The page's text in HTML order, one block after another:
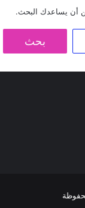
أن يساعدك البحث.